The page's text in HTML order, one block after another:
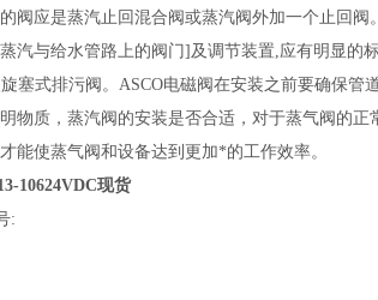
阀应是蒸汽止回混合阀或蒸汽阀外加一个止回
汽与给水管路上的阀门]及调节装置,应有明显的
塞式排污阀。ASCO电磁阀在安装之前要确保
物质，蒸汽阀的安装是否合适，对于蒸气阀的
能使蒸气阀和设备达到更加*的工作效率。
10624VDC现货
: